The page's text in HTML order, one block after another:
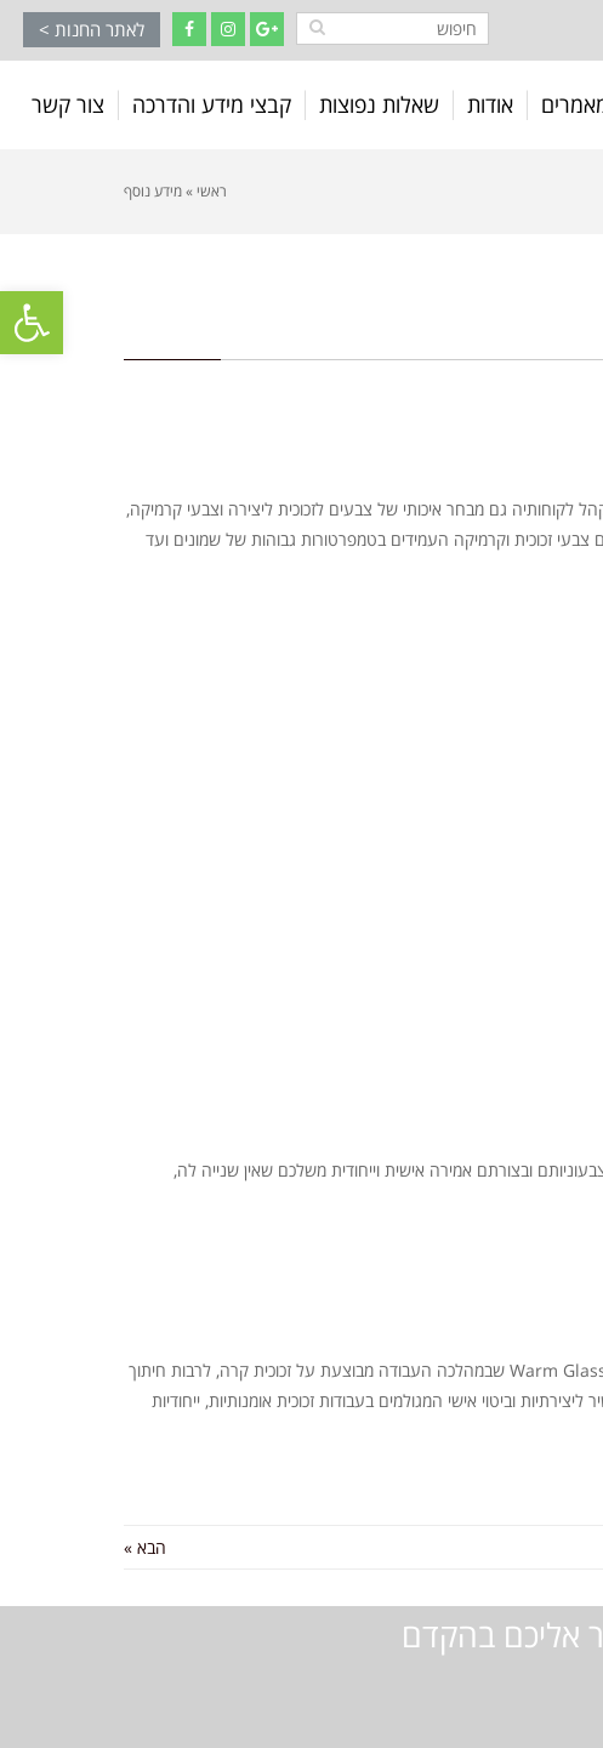
פתח
לאתר החנות >
אודות שאלות נפוצות קבצי מידע והדרכה צור קשר
ראשי »מידע נוסף
לקוחותיה גם מבחר איכותי של צבעים לזכוכית ליצירה וצבעי קרמיקה,
צבעי זכוכית וקרמיקה העמידים בטמפרטורות גבוהות של שמונים ועד
ובצורתם אמירה אישית וייחודית משלכם שאין שנייה לה,
כאמור, אחת מדרכי היצירה בזכוכית שחברתנו מתמחה בה ומוכרת עבורה צבעים, הינה טכניקת פיוזינג. מדובר בטכניקת התכה המכונה גם 'Warm Glass שבמהלכה העבודה מבוצעת על זכוכית קרה, לרבות חיתוך
וביטוי אישי המגולמים בעבודות זכוכית אומנותיות, ייחודיות
הבא »
אליכם בהקדם